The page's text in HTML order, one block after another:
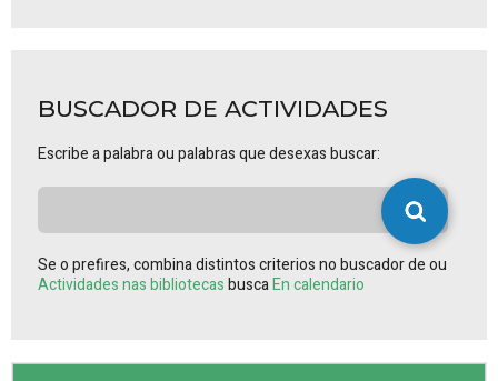
BUSCADOR DE ACTIVIDADES
Escribe a palabra ou palabras que desexas buscar:
Se o prefires, combina distintos criterios no buscador de ou
Actividades nas bibliotecasbuscaEn calendario